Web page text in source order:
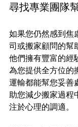
尋找專業團隊
如果您仍然感到焦
司或搬家顧問的幫
他們擁有豐富的經
為您提供全方位的
運輸都能幫您妥善
助您減少搬家過程
注於心理的調適。